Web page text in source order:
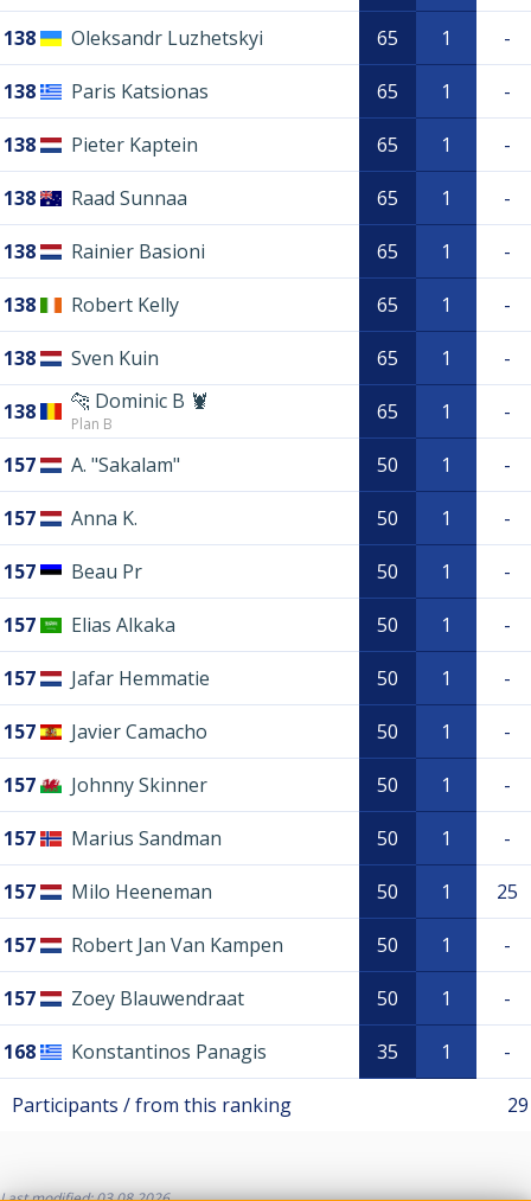
138 Oleksandr Luzhetskyi 65 1 -
138 Paris Katsionas 65 1 -
138 Pieter Kaptein 65 1 -
138 Raad Sunnaa 65 1 -
138 Rainier Basioni 65 1 -
138 Robert Kelly 65 1 -
138 Sven Kuin 65 1 -
138 🐆 Dominic B 🦞
Plan B 65 1 -
157 A. "Sakalam" 50 1 -
157 Anna K. 50 1 -
157 Beau Pr 50 1 -
157 Elias Alkaka 50 1 -
157 Jafar Hemmatie 50 1 -
157 Javier Camacho 50 1 -
157 Johnny Skinner 50 1 -
157 Marius Sandman 50 1 -
157 Milo Heeneman 50 1 25
157 Robert Jan Van Kampen 50 1 -
157 Zoey Blauwendraat 50 1 -
168 Konstantinos Panagis 35 1 -
Participants / from this ranking